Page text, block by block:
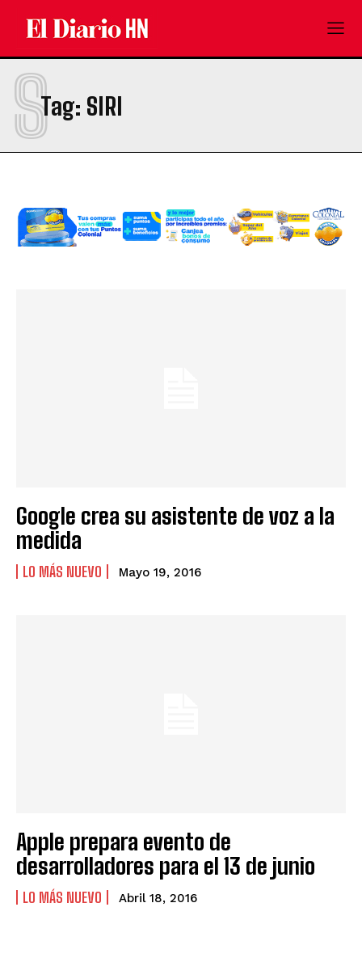
Tag: SIRI
S
Google crea su asistente de voz a la
medida
LO MÁS NUEVO Mayo 19, 2016
Apple prepara evento de
desarrolladores para el 13 de junio
LO MÁS NUEVO Abril 18, 2016